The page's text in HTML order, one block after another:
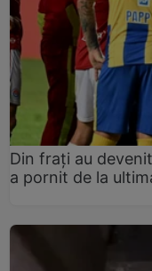
Din frați au
a pornit de la